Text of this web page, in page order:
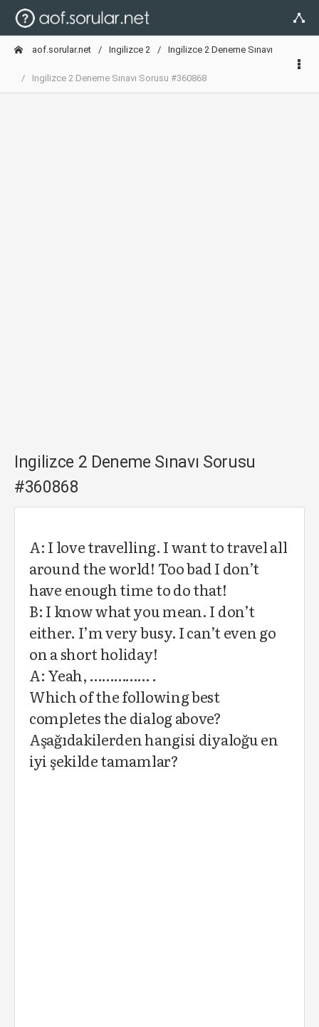
aof.sorular.net Ingilizce 2 Ingilizce 2 Deneme Sınavı
Ingilizce 2 Deneme Sınavı Sorusu #360868
Ingilizce 2 Deneme Sınavı Sorusu
#360868
A: I love travelling. I want to travel all
around the world! Too bad I don’t
have enough time to do that!
B: I know what you mean. I don’t
either. I’m very busy. I can’t even go
on a short holiday!
A: Yeah, …………… .
Which of the following best
completes the dialog above?
Aşağıdakilerden hangisi diyaloğu en
iyi şekilde tamamlar?